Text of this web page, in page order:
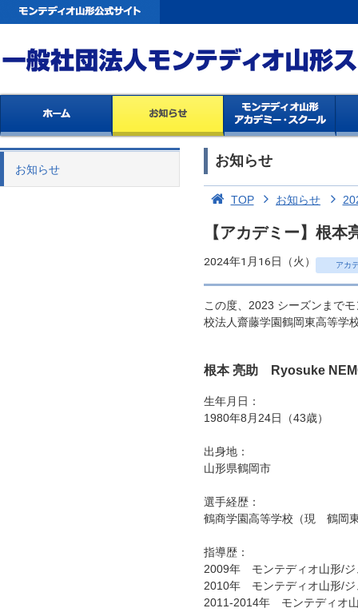
お知らせ
お知らせ
TOP お知らせ
【アカデミー】根
2024年1月16日（火） アカ
この度、2023 シーズンまで
校法人齋藤学園鶴岡東高等学
根本 亮助 Ryosuke
生年月日：
1980年8月24日（43歳）
出身地：
山形県鶴岡市
選手経歴：
鶴商学園高等学校（現 鶴岡
指導歴：
2009年 モンテディオ山形/ジ
2010年 モンテディオ山形/ジ
2011-2014年 モンテディオ